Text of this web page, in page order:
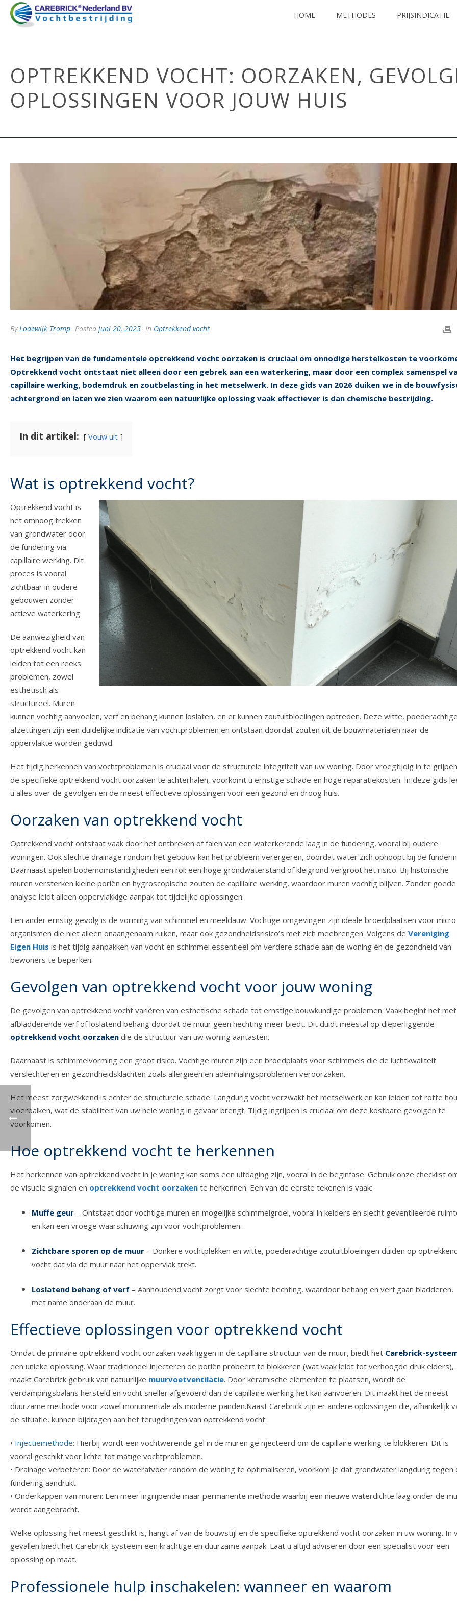
HOME METHODES PRIJSINDICATIE
OPTREKKEND VOCHT: OORZAKEN,
OPLOSSINGEN VOOR JOUW HUIS
ByLodewijk Tromp Posted juni 20, 2025 In Optrekkend vocht
Het begrijpen van de fundamentele optrekkend vocht oorzaken is cruciaal om onnodige herstelkosten te
Optrekkend vocht ontstaat niet alleen door een gebrek aan een waterkering, maar door een complex samenspel
capillaire werking, bodemdruk en zoutbelasting in het metselwerk. In deze gids van 2026 duiken we in de
achtergrond en laten we zien waarom een natuurlijke oplossing vaak effectiever is dan chemische bestrijding.
In dit artikel: Vouw uit
Wat is optrekkend vocht?
Optrekkend vocht is
het omhoog trekken
van grondwater door
de fundering via
capillaire werking. Dit
proces is vooral
zichtbaar in oudere
gebouwen zonder
actieve waterkering.
De aanwezigheid van
optrekkend vocht kan
leiden tot een reeks
problemen, zowel
esthetisch als
structureel. Muren
kunnen vochtig aanvoelen, verf en behang kunnen loslaten, en er kunnen zoutuitbloeiingen optreden. Deze witte, poederachtige
afzettingen zijn een duidelijke indicatie van vochtproblemen en ontstaan doordat zouten uit de bouwmaterialen naar de
oppervlakte worden geduwd.
Het tijdig herkennen van vochtproblemen is cruciaal voor de structurele integriteit van uw woning. Door vroegtijdig in te
de specifieke optrekkend vocht oorzaken te achterhalen, voorkomt u ernstige schade en hoge reparatiekosten. In deze gids
u alles over de gevolgen en de meest effectieve oplossingen voor een gezond en droog huis.
Oorzaken van optrekkend vocht
Optrekkend vocht ontstaat vaak door het ontbreken of falen van een waterkerende laag in de fundering, vooral bij oudere
woningen. Ook slechte drainage rondom het gebouw kan het probleem verergeren, doordat water zich ophoopt bij de
Daarnaast spelen bodemomstandigheden een rol: een hoge grondwaterstand of kleigrond vergroot het risico. Bij historische
muren versterken kleine poriën en hygroscopische zouten de capillaire werking, waardoor muren vochtig blijven. Zonder goede
analyse leidt alleen oppervlakkige aanpak tot tijdelijke oplossingen.
Een ander ernstig gevolg is de vorming van schimmel en meeldauw. Vochtige omgevingen zijn ideale broedplaatsen voor
organismen die niet alleen onaangenaam ruiken, maar ook gezondheidsrisico’s met zich meebrengen. Volgens de Vereniging
Eigen Huis is het tijdig aanpakken van vocht en schimmel essentieel om verdere schade aan de woning én de gezondheid van
bewoners te beperken.
Gevolgen van optrekkend vocht voor jouw woning
De gevolgen van optrekkend vocht variëren van esthetische schade tot ernstige bouwkundige problemen. Vaak begint het met
afbladderende verf of loslatend behang doordat de muur geen hechting meer biedt. Dit duidt meestal op dieperliggende
optrekkend vocht oorzaken die de structuur van uw woning aantasten.
Daarnaast is schimmelvorming een groot risico. Vochtige muren zijn een broedplaats voor schimmels die de luchtkwaliteit
verslechteren en gezondheidsklachten zoals allergieën en ademhalingsproblemen veroorzaken.
Het meest zorgwekkend is echter de structurele schade. Langdurig vocht verzwakt het metselwerk en kan leiden tot rotte
vloerbalken, wat de stabiliteit van uw hele woning in gevaar brengt. Tijdig ingrijpen is cruciaal om deze kostbare gevolgen te
voorkomen.
Hoe optrekkend vocht te herkennen
Het herkennen van optrekkend vocht in je woning kan soms een uitdaging zijn, vooral in de beginfase. Gebruik onze checklist
de visuele signalen en optrekkend vocht oorzaken te herkennen. Een van de eerste tekenen is vaak:
Muffe geur – Ontstaat door vochtige muren en mogelijke schimmelgroei, vooral in kelders en slecht geventileerde
en kan een vroege waarschuwing zijn voor vochtproblemen.
Zichtbare sporen op de muur – Donkere vochtplekken en witte, poederachtige zoutuitbloeiingen duiden op
vocht dat via de muur naar het oppervlak trekt.
Loslatend behang of verf – Aanhoudend vocht zorgt voor slechte hechting, waardoor behang en verf gaan bladderen,
met name onderaan de muur.
Effectieve oplossingen voor optrekkend vocht
Omdat de primaire optrekkend vocht oorzaken vaak liggen in de capillaire structuur van de muur, biedt het Carebrick-
een unieke oplossing. Waar traditioneel injecteren de poriën probeert te blokkeren (wat vaak leidt tot verhoogde druk elders),
maakt Carebrick gebruik van natuurlijke muurvoetventilatie. Door keramische elementen te plaatsen, wordt de
verdampingsbalans hersteld en vocht sneller afgevoerd dan de capillaire werking het kan aanvoeren. Dit maakt het de meest
duurzame methode voor zowel monumentale als moderne panden.Naast Carebrick zijn er andere oplossingen die, afhankelijk
de situatie, kunnen bijdragen aan het terugdringen van optrekkend vocht:
• Injectiemethode: Hierbij wordt een vochtwerende gel in de muren geïnjecteerd om de capillaire werking te blokkeren. Dit is
vooral geschikt voor lichte tot matige vochtproblemen.
• Drainage verbeteren: Door de waterafvoer rondom de woning te optimaliseren, voorkom je dat grondwater langdurig tegen
fundering aandrukt.
• Onderkappen van muren: Een meer ingrijpende maar permanente methode waarbij een nieuwe waterdichte laag onder de
wordt aangebracht.
Welke oplossing het meest geschikt is, hangt af van de bouwstijl en de specifieke optrekkend vocht oorzaken in uw woning. In
gevallen biedt het Carebrick-systeem een krachtige en duurzame aanpak. Laat u altijd adviseren door een specialist voor een
oplossing op maat.
Professionele hulp inschakelen: wanneer en waarom